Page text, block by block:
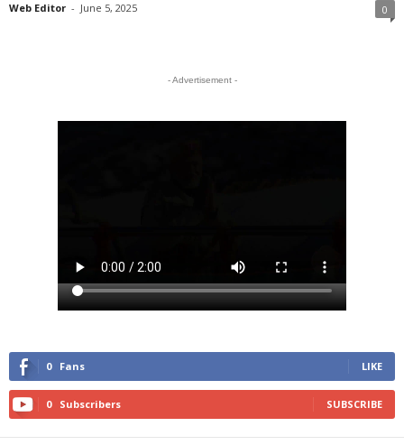
Web Editor - June 5, 2025 0
- Advertisement -
0 Fans LIKE
0 Subscribers SUBSCRIBE